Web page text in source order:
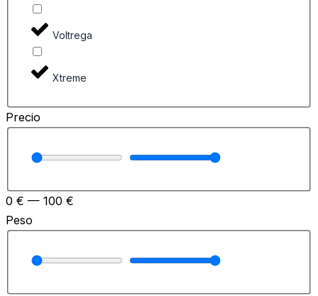
Voltrega
Xtreme
Precio
0 € — 100 €
Peso